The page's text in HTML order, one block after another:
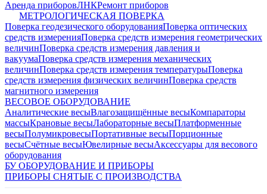
Аренда приборовЛНКРемонт приборов
МЕТРОЛОГИЧЕСКАЯ ПОВЕРКА
Поверка геодезического оборудованияПоверка оптических
средств измеренияПоверка средств измерения геометрических
величинПоверка средств измерения давления и
вакуумаПоверка средств измерения механических
величинПоверка средств измерения температурыПоверка
средств измерения физических величинПоверка средств
магнитного измерения
ВЕСОВОЕ ОБОРУДОВАНИЕ
Аналитические весыВлагозащищённые весыКомпараторы
массыКрановые весыЛабораторные весыПлатформенные
весыПолумикровесыПортативные весыПорционные
весыСчётные весыЮвелирные весыАксессуары для весового
оборудования
БУ ОБОРУДОВАНИЕ И ПРИБОРЫ
ПРИБОРЫ СНЯТЫЕ С ПРОИЗВОДСТВА